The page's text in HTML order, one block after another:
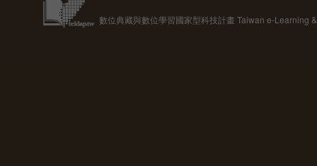
數位典藏與數位學習國家型科技計畫 Taiwan e-Learning